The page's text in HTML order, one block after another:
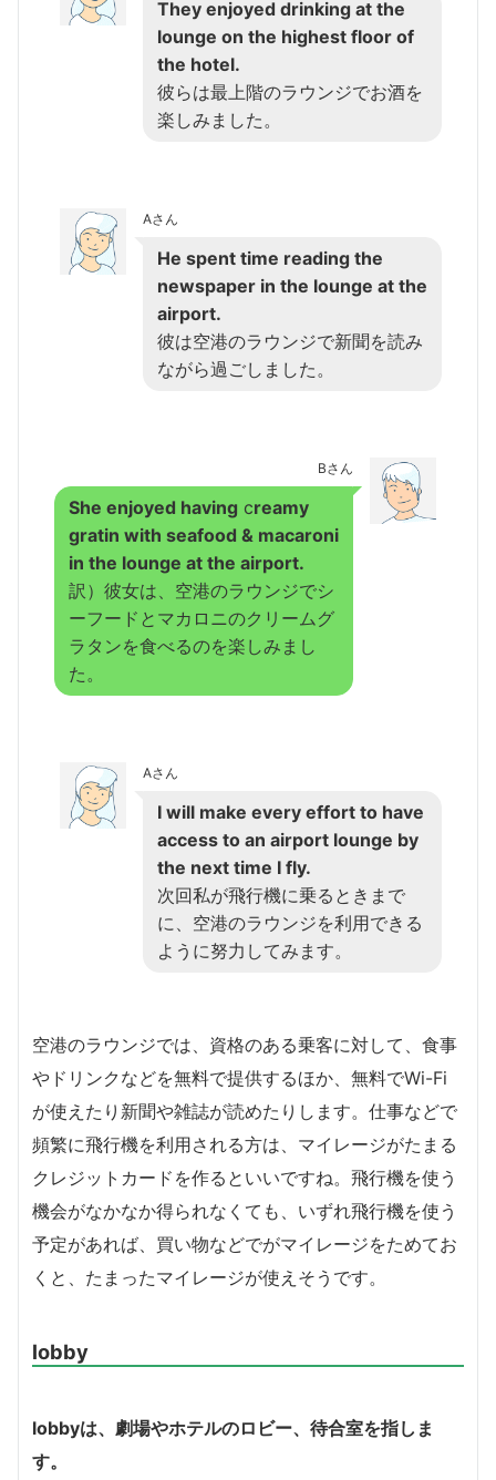
They enjoyed drinking at the
lounge on the highest floor of
the hotel.
彼らは最上階のラウンジでお酒を
楽しみました。
Aさん
He spent time reading the
newspaper in the lounge at the
airport.
彼は空港のラウンジで新聞を読み
ながら過ごしました。
Bさん
She enjoyed having creamy
gratin with seafood & macaroni
in the lounge at the airport.
訳）彼女は、空港のラウンジでシ
ーフードとマカロニのクリームグ
ラタンを食べるのを楽しみまし
た。
Aさん
I will make every effort to have
access to an airport lounge by
the next time I fly.
次回私が飛行機に乗るときまで
に、空港のラウンジを利用できる
ように努力してみます。
空港のラウンジでは、資格のある乗客に対して、食事
やドリンクなどを無料で提供するほか、無料でWi-Fi
が使えたり新聞や雑誌が読めたりします。仕事などで
頻繁に飛行機を利用される方は、マイレージがたまる
クレジットカードを作るといいですね。飛行機を使う
機会がなかなか得られなくても、いずれ飛行機を使う
予定があれば、買い物などでがマイレージをためてお
くと、たまったマイレージが使えそうです。
lobby
lobbyは、劇場やホテルのロビー、待合室を指しま
す。